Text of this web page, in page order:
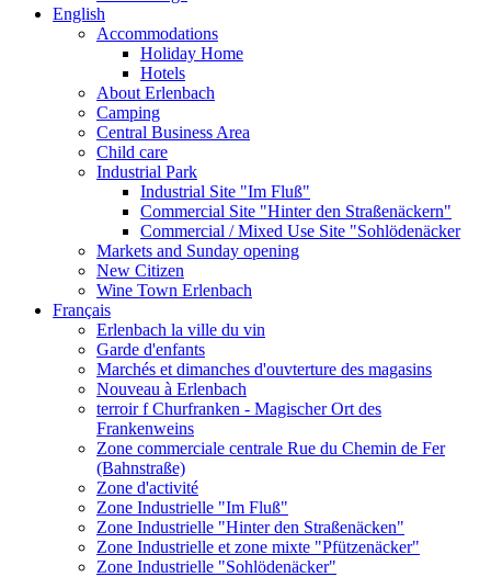
English
Accommodations
Holiday Home
Hotels
About Erlenbach
Camping
Central Business Area
Child care
Industrial Park
Industrial Site "Im Fluß"
Commercial Site "Hinter den Straßenäckern"
Commercial / Mixed Use Site "Sohlödenäcker
Markets and Sunday opening
New Citizen
Wine Town Erlenbach
Français
Erlenbach la ville du vin
Garde d'enfants
Marchés et dimanches d'ouvterture des magasins
Nouveau à Erlenbach
terroir f Churfranken - Magischer Ort des
Frankenweins
Zone commerciale centrale Rue du Chemin de Fer
(Bahnstraße)
Zone d'activité
Zone Industrielle "Im Fluß"
Zone Industrielle "Hinter den Straßenäcken"
Zone Industrielle et zone mixte "Pfützenäcker"
Zone Industrielle "Sohlödenäcker"